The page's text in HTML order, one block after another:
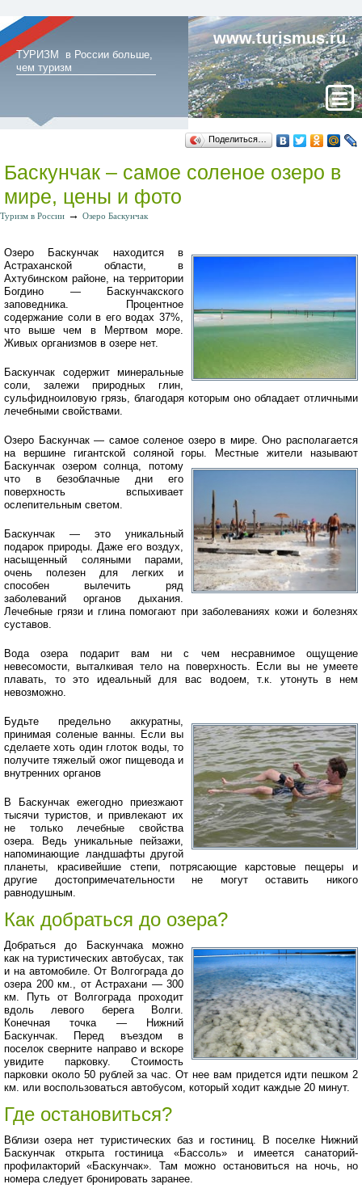
ТУРИЗМ в России больше,
чем туризм
www.turismus.ru
Поделиться…
Баскунчак – самое соленое озеро в
мире, цены и фото
Туризм в России → Озеро Баскунчак
Озеро Баскунчак находится в
Астраханской области, в
Ахтубинском районе, на территории
Богдино — Баскунчакского
заповедника. Процентное
содержание соли в его водах 37%,
что выше чем в Мертвом море.
Живых организмов в озере нет.
Баскунчак содержит минеральные
соли, залежи природных глин,
сульфидноиловую грязь, благодаря которым оно обладает отличными
лечебными свойствами.
Озеро Баскунчак — самое соленое озеро в мире. Оно располагается
на вершине гигантской соляной горы.
Местные жители называют
Баскунчак озером солнца, потому
что в безоблачные дни его
поверхность вспыхивает
ослепительным светом.
Баскунчак — это уникальный
подарок природы. Даже его воздух,
насыщенный соляными парами,
очень полезен для легких и
способен вылечить ряд
заболеваний органов дыхания.
Лечебные грязи и глина помогают при заболеваниях кожи и болезнях
суставов.
Вода озера подарит вам ни с чем несравнимое ощущение
невесомости, выталкивая тело на поверхность. Если вы не умеете
плавать, то это идеальный для вас водоем, т.к. утонуть в нем
невозможно.
Будьте предельно аккуратны,
принимая соленые ванны. Если вы
сделаете хоть один глоток воды, то
получите тяжелый ожог пищевода и
внутренних органов
В Баскунчак ежегодно приезжают
тысячи туристов, и привлекают их
не только лечебные свойства
озера. Ведь уникальные пейзажи,
напоминающие ландшафты другой
планеты, красивейшие степи, потрясающие карстовые пещеры и
другие достопримечательности не могут оставить никого
равнодушным.
Как добраться до озера?
Добраться до Баскунчака можно
как на туристических автобусах, так
и на автомобиле. От Волгограда до
озера 200 км., от Астрахани — 300
км. Путь от Волгограда проходит
вдоль левого берега Волги.
Конечная точка — Нижний
Баскунчак. Перед въездом в
поселок сверните направо и вскоре
увидите парковку. Стоимость
парковки около 50 рублей за час. От нее вам придется идти пешком 2
км. или воспользоваться автобусом, который ходит каждые 20 минут.
Где остановиться?
Вблизи озера нет туристических баз и гостиниц. В поселке Нижний
Баскунчак открыта гостиница «Бассоль» и имеется санаторий-
профилакторий «Баскунчак». Там можно остановиться на ночь, но
номера следует бронировать заранее.